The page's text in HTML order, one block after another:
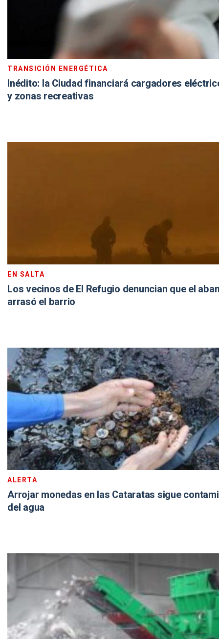
TRANSICIÓN ENERGÉTICA
Inédito: la Ciudad financiará cargadores
y zonas recreativas
EN SALTA
Los vecinos de El Refugio denuncian que el
arrasó el barrio
ALERTA
Arrojar monedas en las Cataratas sigue
del agua